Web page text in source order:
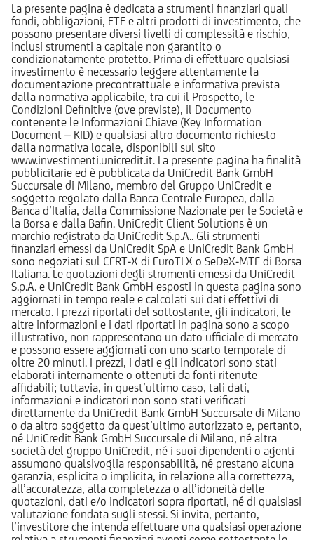
La presente pagina è dedicata a strumenti finanziari quali
fondi, obbligazioni, ETF e altri prodotti di investimento, che
possono presentare diversi livelli di complessità e rischio,
inclusi strumenti a capitale non garantito o
condizionatamente protetto. Prima di effettuare qualsiasi
investimento è necessario leggere attentamente la
documentazione precontrattuale e informativa prevista
dalla normativa applicabile, tra cui il Prospetto, le
Condizioni Definitive (ove previste), il Documento
contenente le Informazioni Chiave (Key Information
Document – KID) e qualsiasi altro documento richiesto
dalla normativa locale, disponibili sul sito
www.investimenti.unicredit.it. La presente pagina ha finalità
pubblicitarie ed è pubblicata da UniCredit Bank GmbH
Succursale di Milano, membro del Gruppo UniCredit e
soggetto regolato dalla Banca Centrale Europea, dalla
Banca d’Italia, dalla Commissione Nazionale per le Società e
la Borsa e dalla Bafin. UniCredit Client Solutions è un
marchio registrato da UniCredit S.p.A.. Gli strumenti
finanziari emessi da UniCredit SpA e UniCredit Bank GmbH
sono negoziati sul CERT-X di EuroTLX o SeDeX-MTF di Borsa
Italiana. Le quotazioni degli strumenti emessi da UniCredit
S.p.A. e UniCredit Bank GmbH esposti in questa pagina sono
aggiornati in tempo reale e calcolati sui dati effettivi di
mercato. I prezzi riportati del sottostante, gli indicatori, le
altre informazioni e i dati riportati in pagina sono a scopo
illustrativo, non rappresentano un dato ufficiale di mercato
e possono essere aggiornati con uno scarto temporale di
oltre 20 minuti. I prezzi, i dati e gli indicatori sono stati
elaborati internamente o ottenuti da fonti ritenute
affidabili; tuttavia, in quest’ultimo caso, tali dati,
informazioni e indicatori non sono stati verificati
direttamente da UniCredit Bank GmbH Succursale di Milano
o da altro soggetto da quest’ultimo autorizzato e, pertanto,
né UniCredit Bank GmbH Succursale di Milano, né altra
società del gruppo UniCredit, né i suoi dipendenti o agenti
assumono qualsivoglia responsabilità, né prestano alcuna
garanzia, esplicita o implicita, in relazione alla correttezza,
all’accuratezza, alla completezza o all’idoneità delle
quotazioni, dati e/o indicatori sopra riportati, né di qualsiasi
valutazione fondata sugli stessi. Si invita, pertanto,
l’investitore che intenda effettuare una qualsiasi operazione